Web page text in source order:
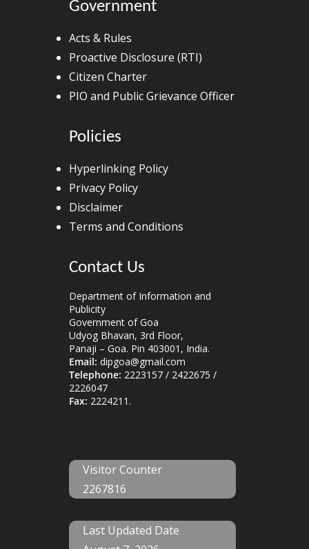
Government
Acts & Rules
Proactive Disclosure (RTI)
Citizen Charter
PIO and Public Grievance Officer
Policies
Hyperlinking Policy
Privacy Policy
Disclaimer
Terms and Conditions
Contact Us
Department of Information and
Publicity
Government of Goa
Udyog Bhavan, 3rd Floor,
Panaji – Goa. Pin 403001, India.
Email: dipgoa@gmail.com
Telephone: 2223157 / 2422675 /
2226047
Fax: 2224211.
Visitor Counter
2267816
Last Updated Date